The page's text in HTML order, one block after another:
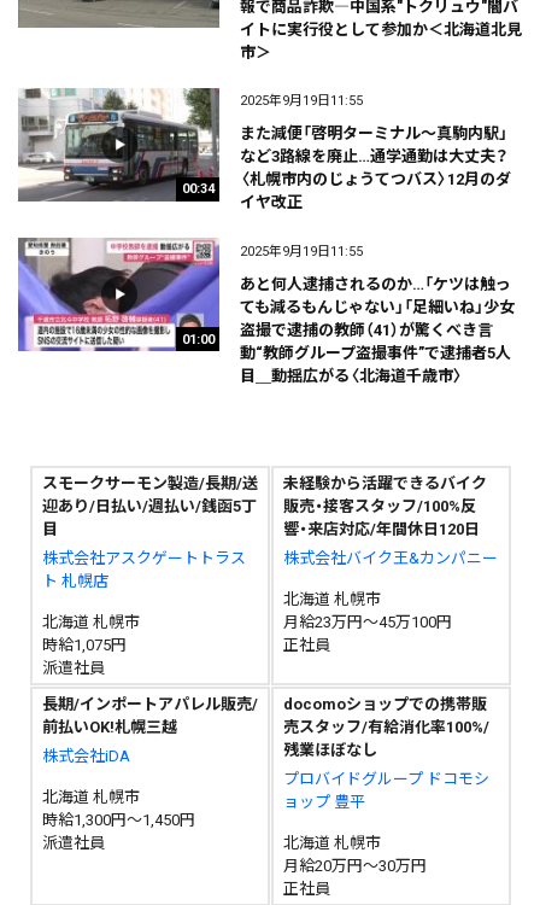
報で商品詐欺―中国系"トクリュウ"闇バ
イトに実行役として参加か＜北海道北見
市＞
00:34
2025年9月19日11:55
また減便「啓明ターミナル～真駒内駅」
など3路線を廃止…通学通勤は大丈夫？
〈札幌市内のじょうてつバス〉12月のダ
イヤ改正
01:00
2025年9月19日11:55
あと何人逮捕されるのか…「ケツは触っ
ても減るもんじゃない」「足細いね」少女
盗撮で逮捕の教師（41）が驚くべき言
動“教師グループ盗撮事件”で逮捕者5人
目＿動揺広がる〈北海道千歳市〉
スモークサーモン製造/長期/送
迎あり/日払い/週払い/銭函5丁
目
株式会社アスクゲートトラス
ト 札幌店
北海道 札幌市
時給1,075円
派遣社員
未経験から活躍できるバイク
販売・接客スタッフ/100%反
響・来店対応/年間休日120日
株式会社バイク王&カンパニー
北海道 札幌市
月給23万円～45万100円
正社員
長期/インポートアパレル販売/
前払いOK!札幌三越
株式会社iDA
北海道 札幌市
時給1,300円～1,450円
派遣社員
docomoショップでの携帯販
売スタッフ/有給消化率100%/
残業ほぼなし
プロバイドグループ ドコモシ
ョップ 豊平
北海道 札幌市
月給20万円～30万円
正社員